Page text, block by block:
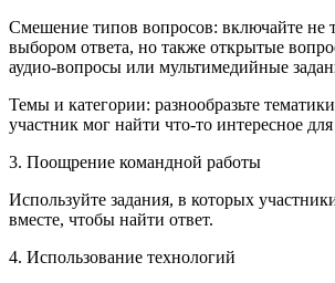
Смешение типов вопросов: включайте не
выбором ответа, но также открытые
аудио-вопросы или мультимедийные
Темы и категории: разнообразьте
участник мог найти что-то интересное для
3. Поощрение командной работы
Используйте задания, в которых
вместе, чтобы найти ответ.
4. Использование технологий